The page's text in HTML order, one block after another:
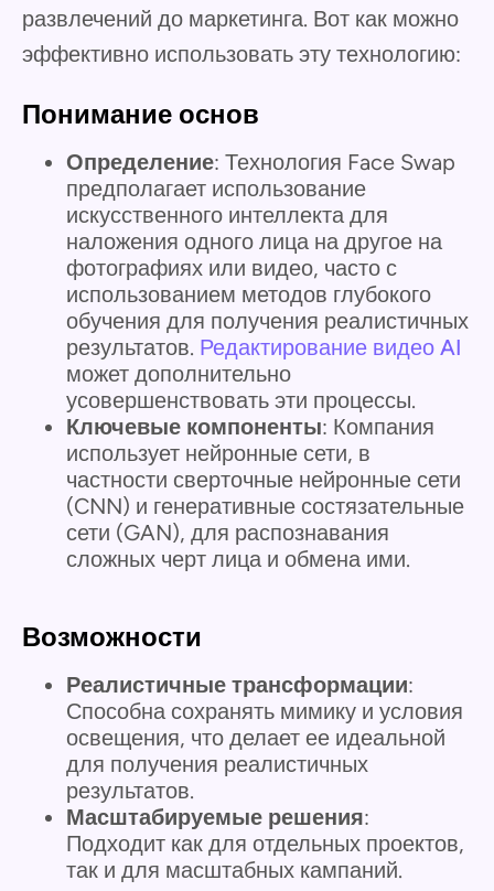
развлечений до маркетинга. Вот как можно
эффективно использовать эту технологию:
Понимание основ
Определение: Технология Face Swap
предполагает использование
искусственного интеллекта для
наложения одного лица на другое на
фотографиях или видео, часто с
использованием методов глубокого
обучения для получения реалистичных
результатов. Редактирование видео AI
может дополнительно
усовершенствовать эти процессы.
Ключевые компоненты: Компания
использует нейронные сети, в
частности сверточные нейронные сети
(CNN) и генеративные состязательные
сети (GAN), для распознавания
сложных черт лица и обмена ими.
Возможности
Реалистичные трансформации:
Способна сохранять мимику и условия
освещения, что делает ее идеальной
для получения реалистичных
результатов.
Масштабируемые решения:
Подходит как для отдельных проектов,
так и для масштабных кампаний.